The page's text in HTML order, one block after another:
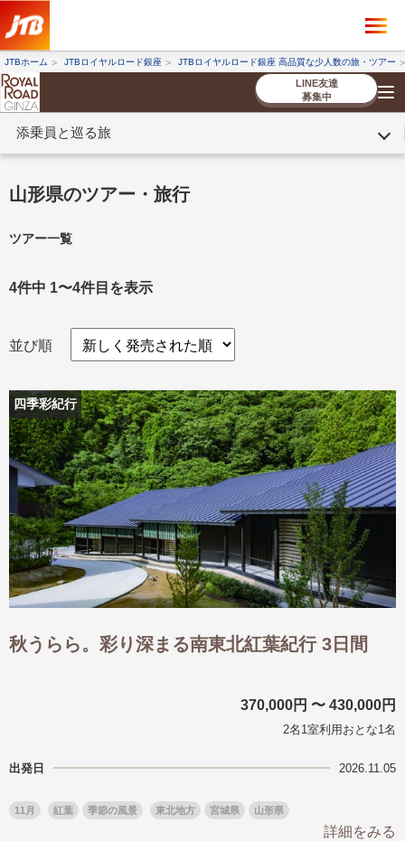
JTBホーム JTBロイヤルロード銀座 JTBロイヤルロード銀座 高品質な少人数の旅・ツアー
LINE友達
募集中
添乗員と巡る旅
お客様へのご案内
コンシェルジ
ュ紹介
お申し込み
の流れ
条件から探す
出発地とエリア
出発月
1月
2月 3月 4月
5月
6月
7月 8月
10月
11月
12月
ゴールデンウィーク
ブランド
ヨーロッパの田舎（村・町）
条件から探す
出発地とエリア
出発月
冬の国内旅行
1月
8月
9月
10月 11月
12月
お盆・夏休み
年末年始
ブランド
夢の休日 国内旅行
四季彩紀行
ガンツウ
ななつ星in九州
山形県のツアー・旅行
ツアー一覧
4件中 1〜4件目を表示
並び順
四季彩紀行
秋うらら。彩り深まる南東北紅葉紀行 3日間
370,000円 〜 430,000円
2名1室利用おとな1名
出発日 2026.11.05
11月 紅葉 季節の風景 東北地方 宮城県 山形県
詳細をみる
ツアーを探す ×
海外ツアー 国内ツアー